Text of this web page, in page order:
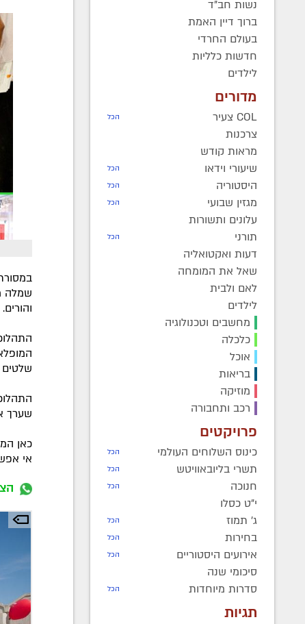
נשות חב"ד
ברוך דיין האמת
בעולם החרדי
חדשות כלליות
לילדים
מדורים
COL צעיר הכל
צרכנות
מראות קודש
שיעורי וידאו
הכל
היסטוריה הכל
מגזין שבועי הכל
עלונים ותשורות
תורני
הכל
דעות ואקטואליה
שאל את המומחה
לאם ולבית
לילדים
מחשבים וטכנולוגיה
כלכלה
אוכל
בריאות
מוזיקה
רכב ותחבורה
פרויקטים
כינוס השלוחים העולמי הכל
תשרי בליובאוויטש הכל
חנוכה הכל
י"ט כסלו
ג' תמוז
הכל
בחירות הכל
אירועים היסטוריים הכל
סיכומי שנה
סדרות מיוחדות
הכל
תגיות
שמלה
והורים.
שלטים
שערך
כאן
אי